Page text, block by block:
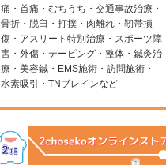
痛・首痛・むちうち・交通事故治療・
骨折・脱臼・打撲・肉離れ・靭帯損
傷・アスリート特別治療・スポーツ障
害・外傷・テーピング・整体・鍼灸治
療・美容鍼・EMS施術・訪問施術・
水素吸引・TNブレインなど